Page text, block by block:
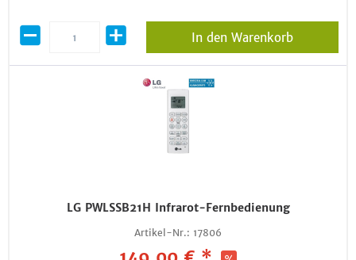
In den Warenkorb
LG PWLSSB21H Infrarot-Fernbedienung
Artikel-Nr.: 17806